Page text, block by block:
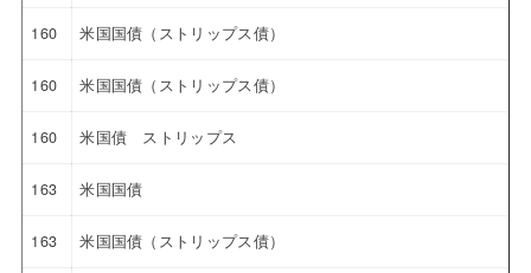
160 米国国債（ストリップス債）
160 米国国債（ストリップス債）
160 米国債 ストリップス
163 米国国債
163 米国国債（ストリップス債）